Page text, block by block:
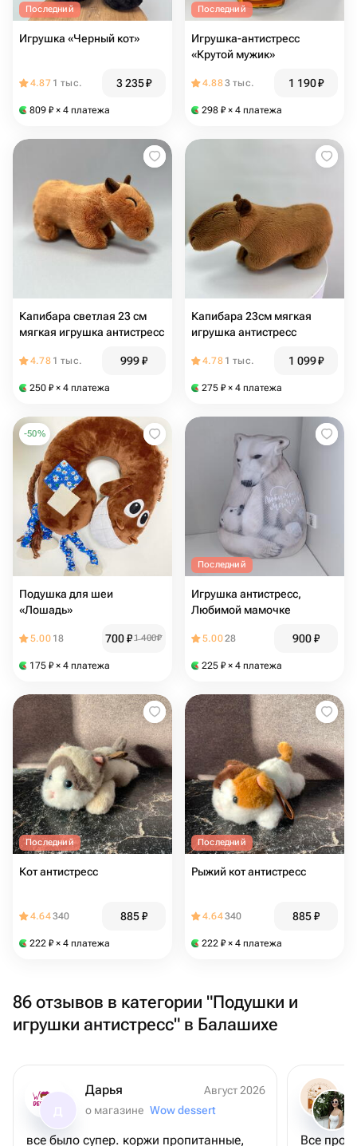
Последний
Игрушка «Черный кот»
4.87 1 тыс. 3 235₽
809 ₽ × 4 платежа
Последний
Игрушка-антистресс
«Крутой мужик»
4.883 тыс. 1 190₽
298 ₽ × 4 платежа
Капибара светлая 23 см
мягкая игрушка антистресс
4.78 1 тыс. 999₽
250 ₽ × 4 платежа
Капибара 23см мягкая
игрушка антистресс
4.78 1 тыс. 1 099₽
275 ₽ × 4 платежа
-50%
Подушка для шеи
«Лошадь»
5.00 18 700₽1 400₽
175 ₽ × 4 платежа
Последний
Игрушка антистресс,
Любимой мамочке
5.0028 900₽
225 ₽ × 4 платежа
Последний
Кот антистресс
4.64340 885₽
222 ₽ × 4 платежа
Последний
Рыжий кот антистресс
4.64340 885₽
222 ₽ × 4 платежа
86 отзывов в категории "Подушки и
игрушки антистресс" в Балашихе
Дарья
Август 2026
о магазине Wow dessert
все было супер. коржи пропитанные, Все